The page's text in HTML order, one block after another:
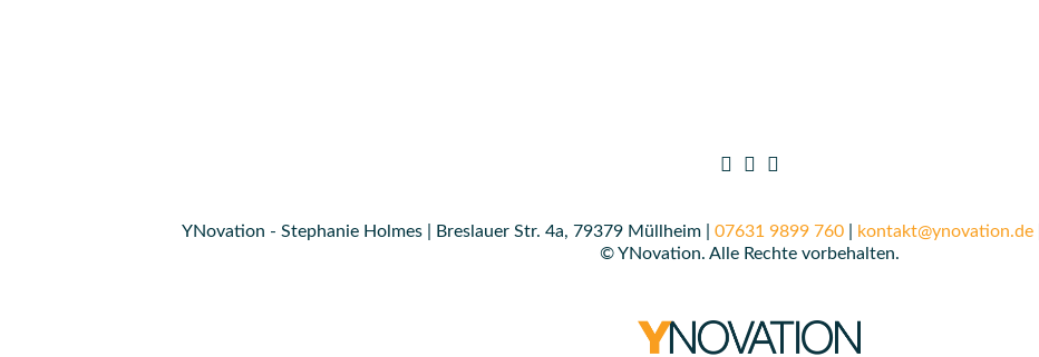
YNovation - Stephanie Holmes | Breslauer Str. 4a, 79379 Müllheim | 07631 9899 760| kontakt@ynovation.de|
© YNovation. Alle Rechte vorbehalten.